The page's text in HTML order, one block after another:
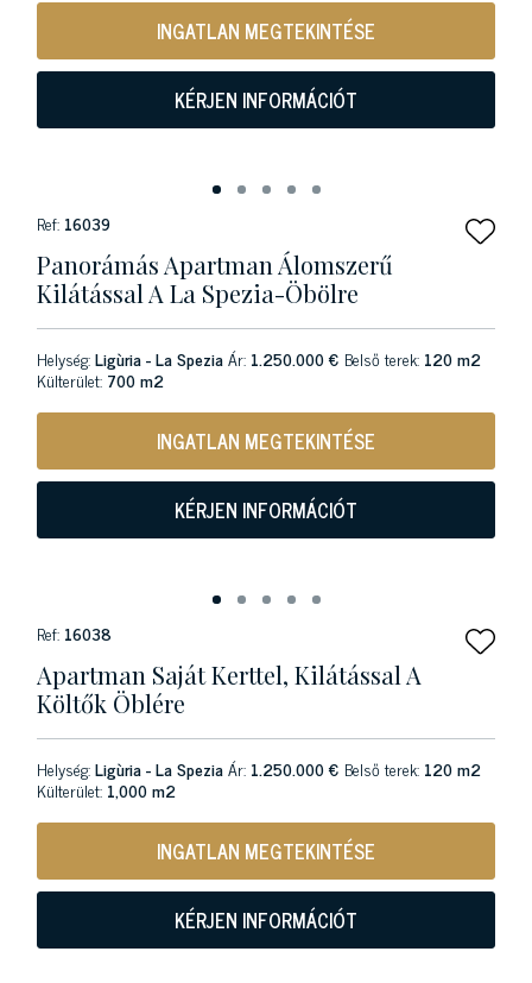
INGATLAN MEGTEKINTÉSE
KÉRJEN INFORMÁCIÓT
Ref: 16039
Panorámás Apartman Álomszerű
Kilátással A La Spezia-Öbölre
Helység:Ligùria - La SpeziaÁr: 1.250.000 € Belső terek: 120 m2
Külterület: 700 m2
INGATLAN MEGTEKINTÉSE
KÉRJEN INFORMÁCIÓT
Ref: 16038
Apartman Saját Kerttel, Kilátással A
Költők Öblére
Helység:Ligùria - La SpeziaÁr: 1.250.000 € Belső terek: 120 m2
Külterület: 1,000 m2
INGATLAN MEGTEKINTÉSE
KÉRJEN INFORMÁCIÓT